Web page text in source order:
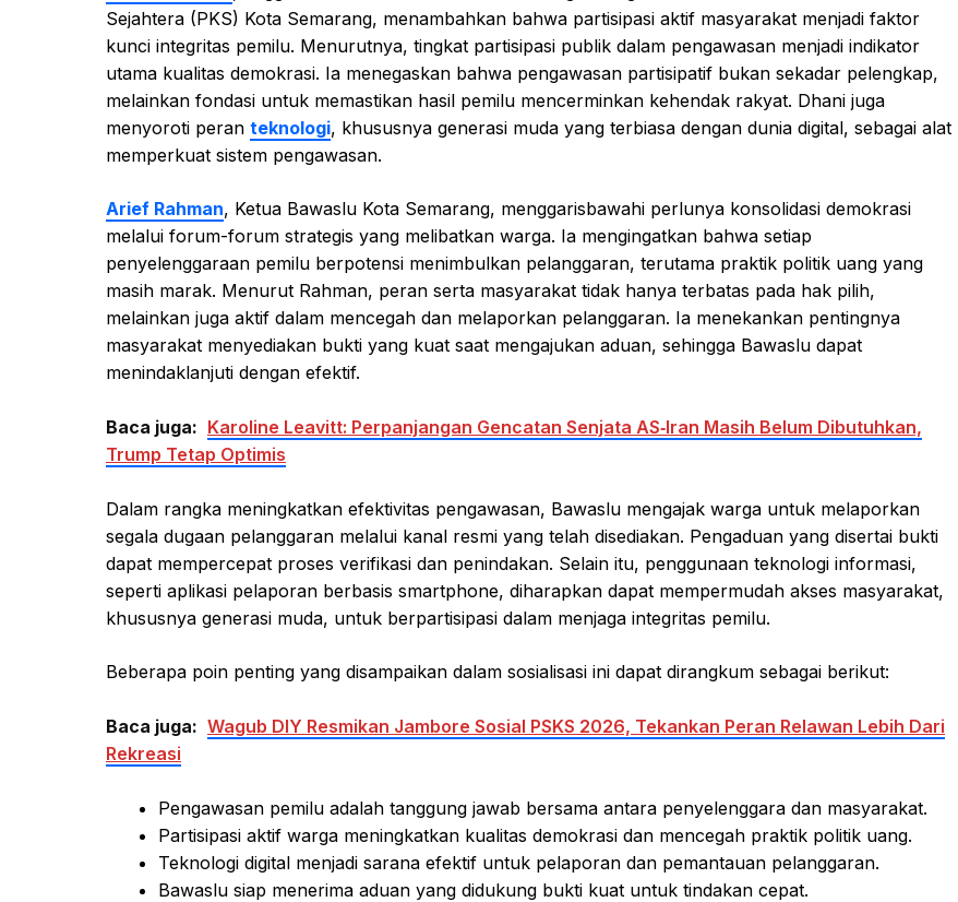
Sejahtera (PKS) Kota Semarang, menambahkan bahwa partisipasi aktif masyarakat menjadi faktor
kunci integritas pemilu. Menurutnya, tingkat partisipasi publik dalam pengawasan menjadi indikator
utama kualitas demokrasi. Ia menegaskan bahwa pengawasan partisipatif bukan sekadar pelengkap,
melainkan fondasi untuk memastikan hasil pemilu mencerminkan kehendak rakyat. Dhani juga
menyoroti peran teknologi, khususnya generasi muda yang terbiasa dengan dunia digital, sebagai alat
memperkuat sistem pengawasan.
Arief Rahman, Ketua Bawaslu Kota Semarang, menggarisbawahi perlunya konsolidasi demokrasi
melalui forum-forum strategis yang melibatkan warga. Ia mengingatkan bahwa setiap
penyelenggaraan pemilu berpotensi menimbulkan pelanggaran, terutama praktik politik uang yang
masih marak. Menurut Rahman, peran serta masyarakat tidak hanya terbatas pada hak pilih,
melainkan juga aktif dalam mencegah dan melaporkan pelanggaran. Ia menekankan pentingnya
masyarakat menyediakan bukti yang kuat saat mengajukan aduan, sehingga Bawaslu dapat
menindaklanjuti dengan efektif.
Baca juga: Karoline Leavitt: Perpanjangan Gencatan Senjata AS‑Iran Masih Belum Dibutuhkan,
Trump Tetap Optimis
Dalam rangka meningkatkan efektivitas pengawasan, Bawaslu mengajak warga untuk melaporkan
segala dugaan pelanggaran melalui kanal resmi yang telah disediakan. Pengaduan yang disertai bukti
dapat mempercepat proses verifikasi dan penindakan. Selain itu, penggunaan teknologi informasi,
seperti aplikasi pelaporan berbasis smartphone, diharapkan dapat mempermudah akses masyarakat,
khususnya generasi muda, untuk berpartisipasi dalam menjaga integritas pemilu.
Beberapa poin penting yang disampaikan dalam sosialisasi ini dapat dirangkum sebagai berikut:
Baca juga: Wagub DIY Resmikan Jambore Sosial PSKS 2026, Tekankan Peran Relawan Lebih Dari
Rekreasi
Pengawasan pemilu adalah tanggung jawab bersama antara penyelenggara dan masyarakat.
Partisipasi aktif warga meningkatkan kualitas demokrasi dan mencegah praktik politik uang.
Teknologi digital menjadi sarana efektif untuk pelaporan dan pemantauan pelanggaran.
Bawaslu siap menerima aduan yang didukung bukti kuat untuk tindakan cepat.